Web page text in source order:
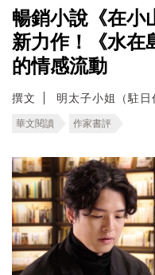
暢銷小說《在小
新力作！《水在
的情感流動
撰文 明太子小姐（駐日
華文閱讀 作家書評